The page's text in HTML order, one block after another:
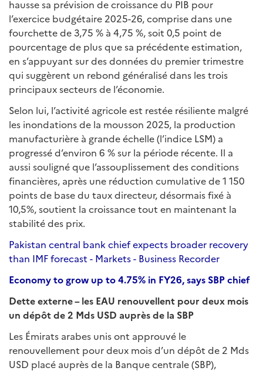
hausse sa prévision de croissance du PIB pour
l’exercice budgétaire 2025-26, comprise dans une
fourchette de 3,75 % à 4,75 %, soit 0,5 point de
pourcentage de plus que sa précédente estimation,
en s’appuyant sur des données du premier trimestre
qui suggèrent un rebond généralisé dans les trois
principaux secteurs de l’économie.
Selon lui, l’activité agricole est restée résiliente malgré
les inondations de la mousson 2025, la production
manufacturière à grande échelle (l’indice LSM) a
progressé d’environ 6 % sur la période récente. Il a
aussi souligné que l’assouplissement des conditions
financières, après une réduction cumulative de 1 150
points de base du taux directeur, désormais fixé à
10,5%, soutient la croissance tout en maintenant la
stabilité des prix.
Pakistan central bank chief expects broader recovery
than IMF forecast - Markets - Business Recorder
Economy to grow up to 4.75% in FY26, says SBP chief
Dette externe – les EAU renouvellent pour deux mois
un dépôt de 2 Mds USD auprès de la SBP
Les Émirats arabes unis ont approuvé le
renouvellement pour deux mois d’un dépôt de 2 Mds
USD placé auprès de la Banque centrale (SBP),